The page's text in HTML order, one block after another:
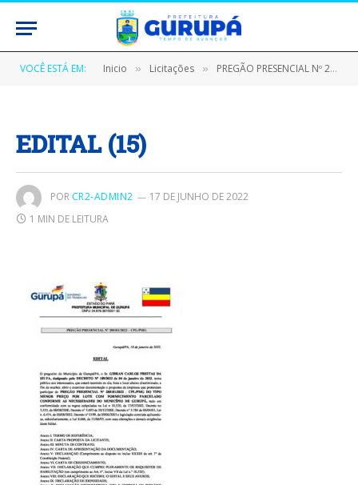
VOCÊ ESTÁ EM: Inicio » Licitações » PREGÃO PRESENCIAL Nº 280101/2022 (AQUISIÇÃO DE MATERIAL DE CONSUMO)
EDITAL (15)
POR CR2-ADMIN2
17 DE JUNHO DE 2022
1 MIN DE LEITURA